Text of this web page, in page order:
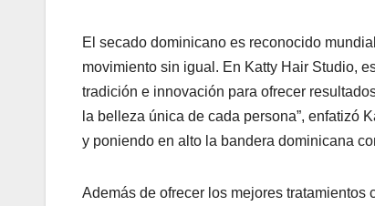
El secado dominicano es reconocido
movimiento sin igual. En Katty Hair Studio,
tradición e innovación para ofrecer
la belleza única de cada persona”, enfatizó
y poniendo en alto la bandera dominicana
Además de ofrecer los mejores tratamientos